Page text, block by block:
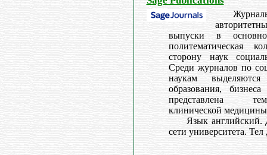
выпуски в
политематическая
сторону наук
Среди журналов по
наукам
образования,
представлена
клинической
Язык английский.
сети университета.